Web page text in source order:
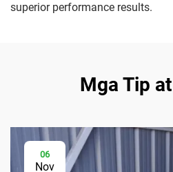
superior performance results.
Mga Tip
06
Nov